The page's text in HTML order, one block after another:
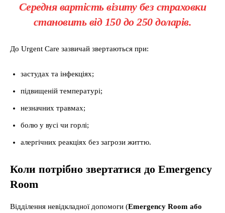
Середня вартість візиту без страховки
становить від 150 до 250 доларів.
До Urgent Care зазвичай звертаються при:
застудах та інфекціях;
підвищеній температурі;
незначних травмах;
болю у вусі чи горлі;
алергічних реакціях без загрози життю.
Коли потрібно звертатися до Emergency
Room
Відділення невідкладної допомоги (Emergency Room або